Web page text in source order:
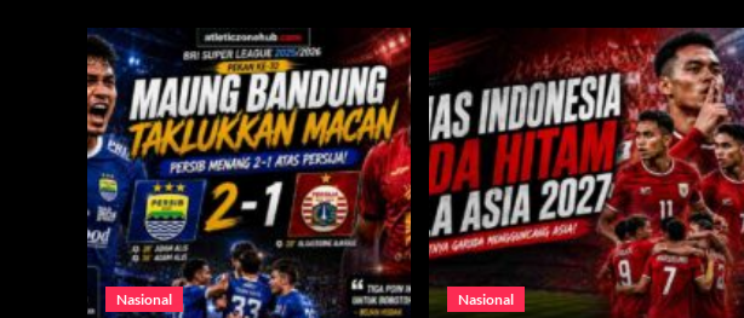
Uzbekistan
vs
Kolombia,
Debutan
Hadapi
Tantangan
Berat
Dunia
Ambang
Juara,
Duel
Lawan
PSM
Jadi
Penentu
Nasional Nasional